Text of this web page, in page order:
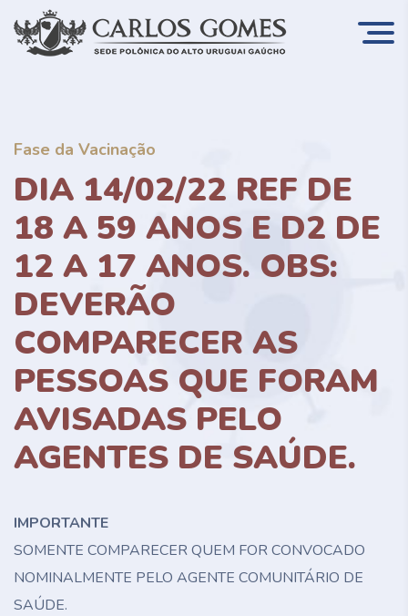
Fase da Vacinação
DIA 14/02/22 REF DE
18 A 59 ANOS E D2 DE
12 A 17 ANOS. OBS:
DEVERÃO
COMPARECER AS
PESSOAS QUE FORAM
AVISADAS PELO
AGENTES DE SAÚDE.
IMPORTANTE
SOMENTE COMPARECER QUEM FOR CONVOCADO
NOMINALMENTE PELO AGENTE COMUNITÁRIO DE
SAÚDE.